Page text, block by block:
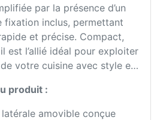
par la présence d’un
fixation inclus, permettant
et précise. Compact,
est l’allié idéal pour exploiter
votre cuisine avec style et
produit :
amovible conçue